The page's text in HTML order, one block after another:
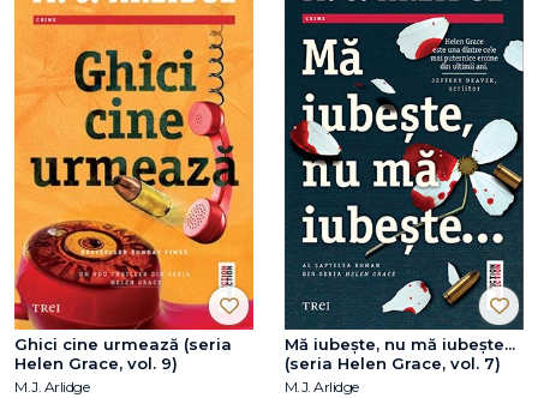
Ghici cine urmează (seria
Helen Grace, vol. 9)
M.J. Arlidge
Mă iubește, nu mă iubește...
(seria Helen Grace, vol. 7)
M.J. Arlidge